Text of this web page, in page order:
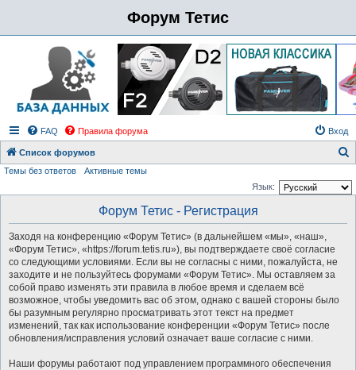
Форум Тетис
FAQ Правила форума Вход
Список форумов
Темы без ответов
Активные темы
Язык:
Форум Тетис - Регистрация
Заходя на конференцию «Форум Тетис» (в дальнейшем «мы», «наш»,
«Форум Тетис», «https://forum.tetis.ru»), вы подтверждаете своё согласие
со следующими условиями. Если вы не согласны с ними, пожалуйста, не
заходите и не пользуйтесь форумами «Форум Тетис». Мы оставляем за
собой право изменять эти правила в любое время и сделаем всё
возможное, чтобы уведомить вас об этом, однако с вашей стороны было
бы разумным регулярно просматривать этот текст на предмет
изменений, так как использование конференции «Форум Тетис» после
обновления/исправления условий означает ваше согласие с ними.
Наши форумы работают под управлением программного обеспечения